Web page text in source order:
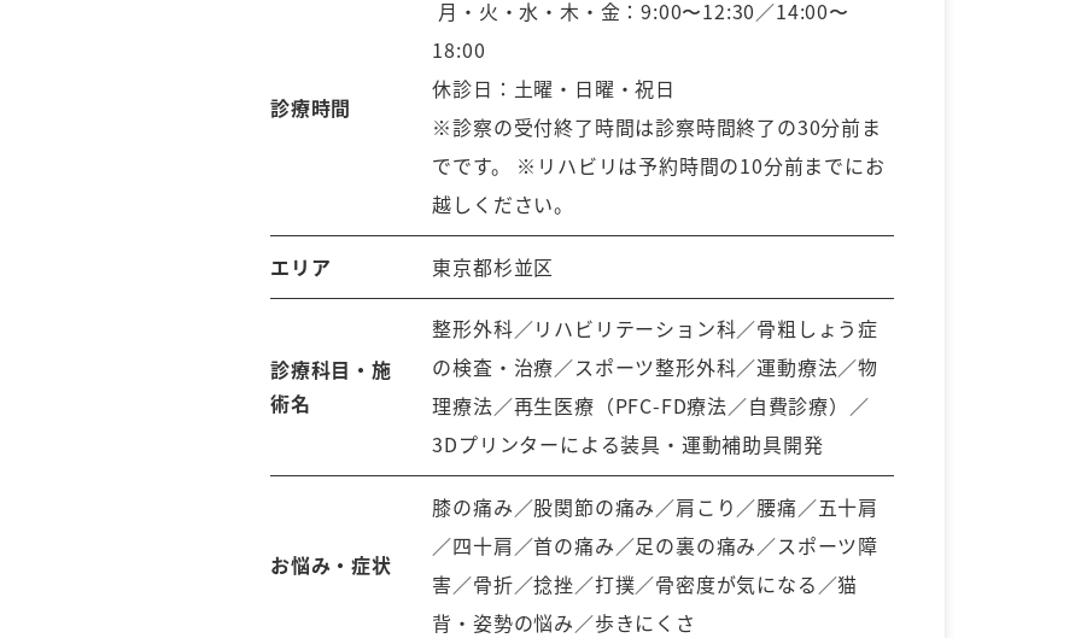
診療時間
月・火・水・木・金：9:00〜12:30／14:00〜
18:00
休診日：土曜・日曜・祝日
※診察の受付終了時間は診察時間終了の30分前ま
でです。 ※リハビリは予約時間の10分前までにお
越しください。
エリア 東京都杉並区
診療科目・施
術名
整形外科／リハビリテーション科／骨粗しょう症
の検査・治療／スポーツ整形外科／運動療法／物
理療法／再生医療（PFC-FD療法／自費診療）／
3Dプリンターによる装具・運動補助具開発
お悩み・症状
膝の痛み／股関節の痛み／肩こり／腰痛／五十肩
／四十肩／首の痛み／足の裏の痛み／スポーツ障
害／骨折／捻挫／打撲／骨密度が気になる／猫
背・姿勢の悩み／歩きにくさ